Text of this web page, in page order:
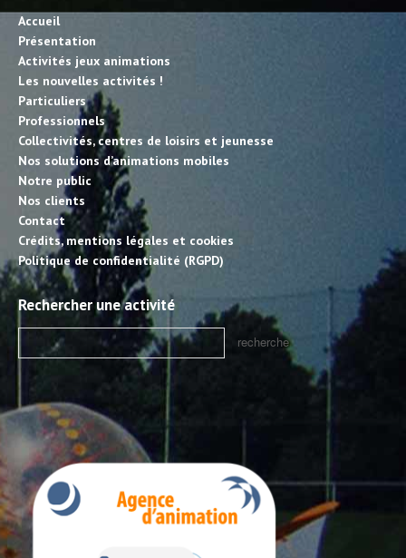
Accueil
Présentation
Activités jeux animations
Les nouvelles activités !
Particuliers
Professionnels
Collectivités, centres de loisirs et jeunesse
Nos solutions d’animations mobiles
Notre public
Nos clients
Contact
Crédits, mentions légales et cookies
Politique de confidentialité (RGPD)
Rechercher une activité